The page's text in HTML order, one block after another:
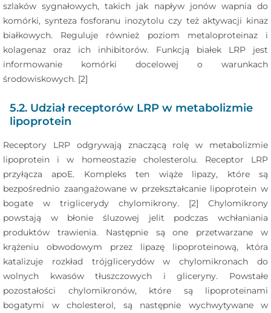
szlaków sygnałowych, takich jak napływ jonów wapnia do
komórki, synteza fosforanu inozytolu czy też aktywacji kinaz
białkowych. Reguluje również poziom metaloproteinaz i
kolagenaz oraz ich inhibitorów. Funkcją białek LRP jest
informowanie komórki docelowej o warunkach
środowiskowych. [2]
5.2. Udział receptorów LRP w metabolizmie
lipoprotein
Receptory LRP odgrywają znaczącą rolę w metabolizmie
lipoprotein i w homeostazie cholesterolu. Receptor LRP
przyłącza apoE. Kompleks ten wiąże lipazy, które są
bezpośrednio zaangażowane w przekształcanie lipoprotein w
bogate w triglicerydy chylomikrony. [2] Chylomikrony
powstają w błonie śluzowej jelit podczas wchłaniania
produktów trawienia. Następnie są one przetwarzane w
krążeniu obwodowym przez lipazę lipoproteinową, która
katalizuje rozkład trójglicerydów w chylomikronach do
wolnych kwasów tłuszczowych i gliceryny. Powstałe
pozostałości chylomikronów, które są lipoproteinami
bogatymi w cholesterol, są następnie wychwytywane w